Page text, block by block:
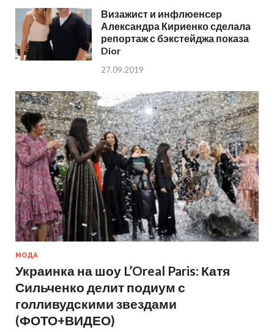
Визажист и инфлюенсер
Александра Кириенко сделала
репортаж с бэкстейджа показа
Dior
27.09.2019
МОДА
Украинка на шоу L’Oreal Paris: Катя
Сильченко делит подиум с
голливудскими звездами
(ФОТО+ВИДЕО)